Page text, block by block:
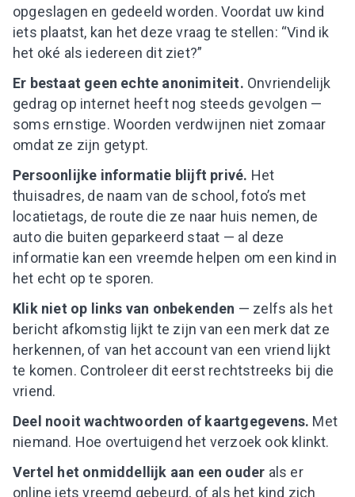
opgeslagen en gedeeld worden. Voordat uw kind
iets plaatst, kan het deze vraag te stellen: “Vind ik
het oké als iedereen dit ziet?”
Er bestaat geen echte anonimiteit. Onvriendelijk
gedrag op internet heeft nog steeds gevolgen —
soms ernstige. Woorden verdwijnen niet zomaar
omdat ze zijn getypt.
Persoonlijke informatie blijft privé. Het
thuisadres, de naam van de school, foto’s met
locatietags, de route die ze naar huis nemen, de
auto die buiten geparkeerd staat — al deze
informatie kan een vreemde helpen om een kind in
het echt op te sporen.
Klik niet op links van onbekenden — zelfs als het
bericht afkomstig lijkt te zijn van een merk dat ze
herkennen, of van het account van een vriend lijkt
te komen. Controleer dit eerst rechtstreeks bij die
vriend.
Deel nooit wachtwoorden of kaartgegevens. Met
niemand. Hoe overtuigend het verzoek ook klinkt.
Vertel het onmiddellijk aan een ouder als er
online iets vreemd gebeurd, of als het kind zich